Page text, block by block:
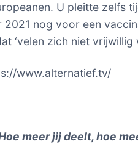
U pleitte zelfs
2021 nog voor een
‘velen zich niet vrijwillig
www.alternatief.tv/
meer jij deelt, hoe